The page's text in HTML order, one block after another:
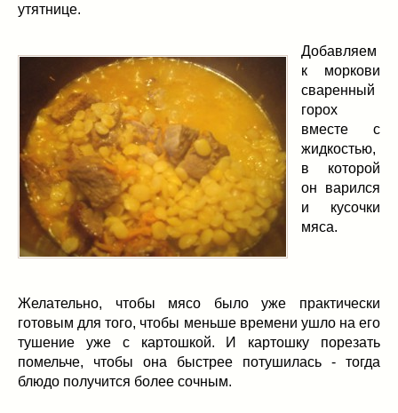
утятнице.
Добавляем
к моркови
сваренный
горох
вместе с
жидкостью,
в которой
он варился
и кусочки
мяса.
Желательно, чтобы мясо было уже практически
готовым для того, чтобы меньше времени ушло на его
тушение уже с картошкой. И картошку порезать
помельче, чтобы она быстрее потушилась - тогда
блюдо получится более сочным.